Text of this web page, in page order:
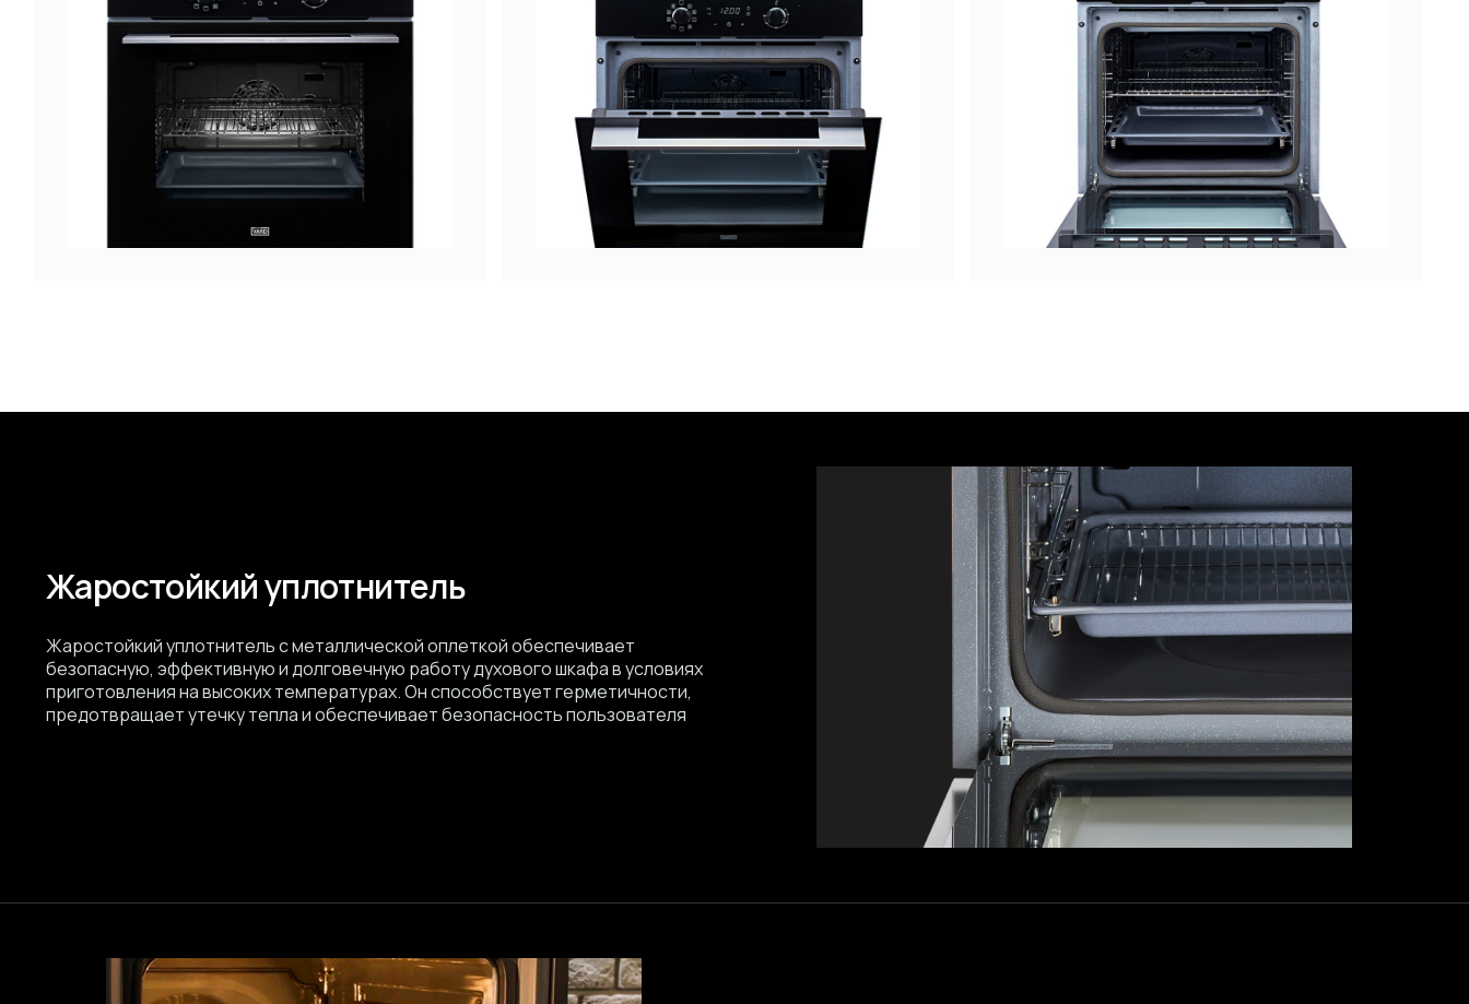
Жаростойкий уплотнитель
Жаростойкий уплотнитель с металлической оплеткой обеспечивает
безопасную, эффективную и долговечную работу духового шкафа в условиях
приготовления на высоких температурах. Он способствует герметичности,
предотвращает утечку тепла и обеспечивает безопасность пользователя